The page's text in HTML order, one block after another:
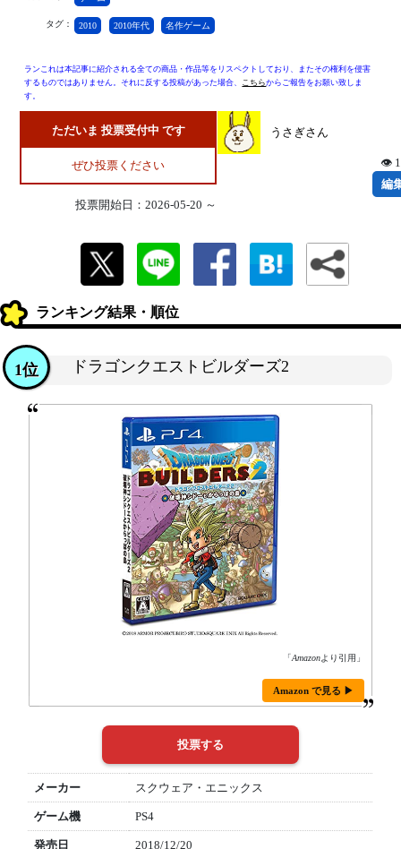
タグ： 2010 2010年代 名作ゲーム
ランこれは本記事に紹介される全ての商品・作品等をリスペクトしており、またその権利を侵害
するものではありません。それに反する投稿があった場合、 こちらからご報告をお願い致しま
す。
ただいま 投票受付中 です
ぜひ投票ください
投票開始日：2026-05-20 ～
うさぎさん
👁
編
ランキング結果・順位
ドラゴンクエストビルダーズ2
1位
「Amazonより引用」
Amazon で見る ▶
メーカー スクウェア・エニックス
ゲーム機 PS4
発売日 2018/12/20